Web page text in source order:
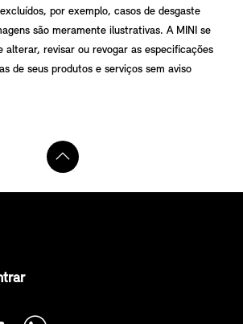
por exemplo, casos de desgaste
são meramente ilustrativas. A MINI se
alterar, revisar ou revogar as especificações
de seus produtos e serviços sem aviso